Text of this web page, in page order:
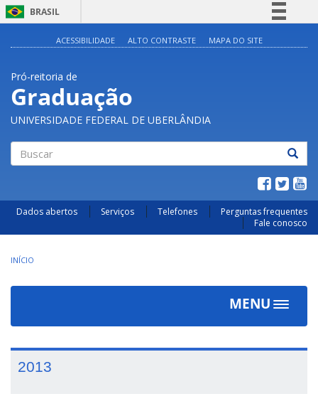
BRASIL
Legislação
Canais
ACESSIBILIDADE ALTO CONTRASTE MAPA DO SITE
Pró-reitoria de
Graduação
UNIVERSIDADE FEDERAL DE UBERLÂNDIA
Dados abertos Serviços Telefones
Perguntas frequentes
Fale conosco
INÍCIO
MENU
Toggle
2013